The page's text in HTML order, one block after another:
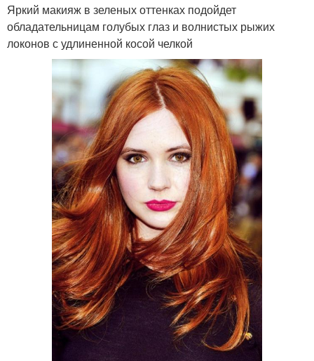
Яркий макияж в зеленых оттенках подойдет
обладательницам голубых глаз и волнистых рыжих
локонов с удлиненной косой челкой